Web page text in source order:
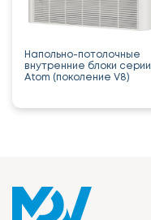
Напольно-потолочные
внутренние блоки серии
Atom (поколение V8)